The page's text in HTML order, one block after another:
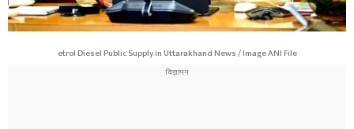
etrol Diesel Public Supply in Uttarakhand News / Image ANI File